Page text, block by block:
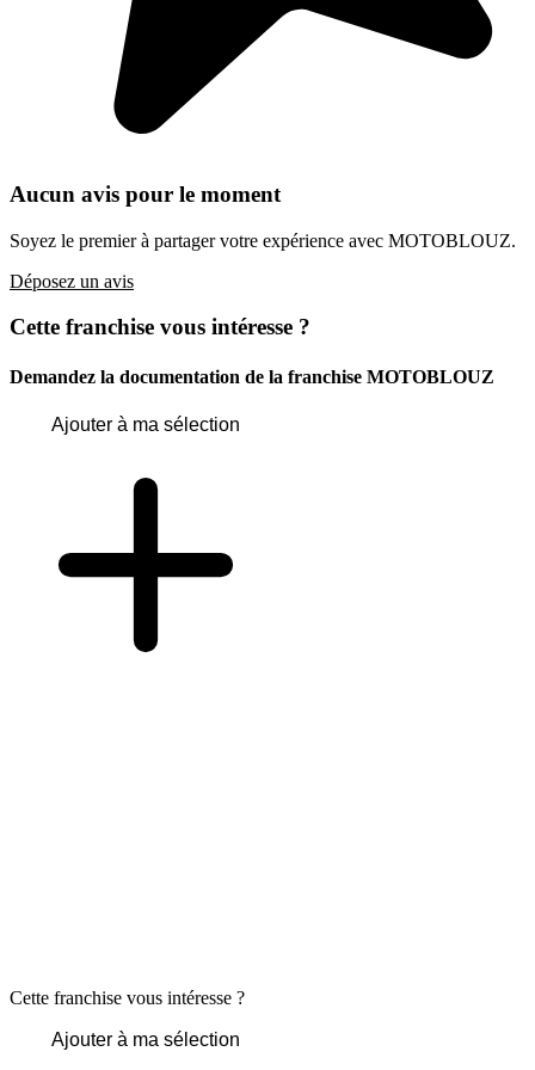
Aucun avis pour le moment
Soyez le premier à partager votre expérience avec MOTOBLOUZ.
Déposez un avis
Cette franchise vous intéresse ?
Demandez la documentation de la franchise MOTOBLOUZ
Ajouter à ma sélection
Cette franchise vous intéresse ?
Ajouter à ma sélection